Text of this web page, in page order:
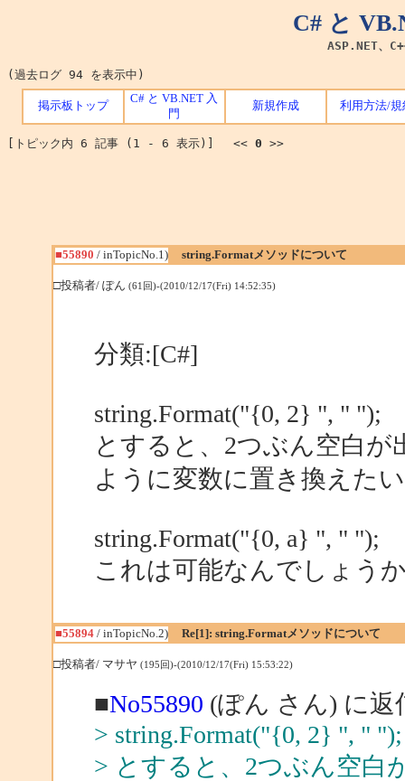
C# と
ASP.NET、
(過去ログ 94 を表示中)
掲示板トップ
C# と VB.NET 入
門
新規作成 利用方法/規
[トピック内 6 記事 (1 - 6 表示)] << 0 >>
■55890 / inTopicNo.1) string.Formatメソッドについて
□投稿者/ ぽん (61回)-(2010/12/17(Fri) 14:52:35)
分類:[C#]
string.Format("{0, 2} ", " ");
とすると、2つぶん空白
ように変数に置き換えた
string.Format("{0, a} ", " ");
これは可能なんでしょう
■55894/ inTopicNo.2) Re[1]: string.Formatメソッドについて
□投稿者/ マサヤ (195回)-(2010/12/17(Fri) 15:53:22)
■No55890 (ぽん さん) に返
> string.Format("{0, 2} ", " ");
> とすると、2つぶん空白